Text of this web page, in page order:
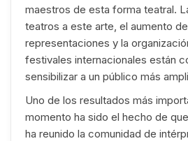
maestros de esta forma teatral.
teatros a este arte, el aumento
representaciones y la
festivales internacionales están
sensibilizar a un público más
Uno de los resultados más
momento ha sido el hecho de
ha reunido la comunidad de